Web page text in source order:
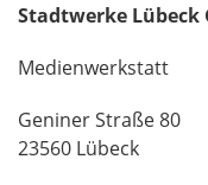
Stadtwerke Lübeck
Medienwerkstatt
Geniner Straße 80
23560 Lübeck